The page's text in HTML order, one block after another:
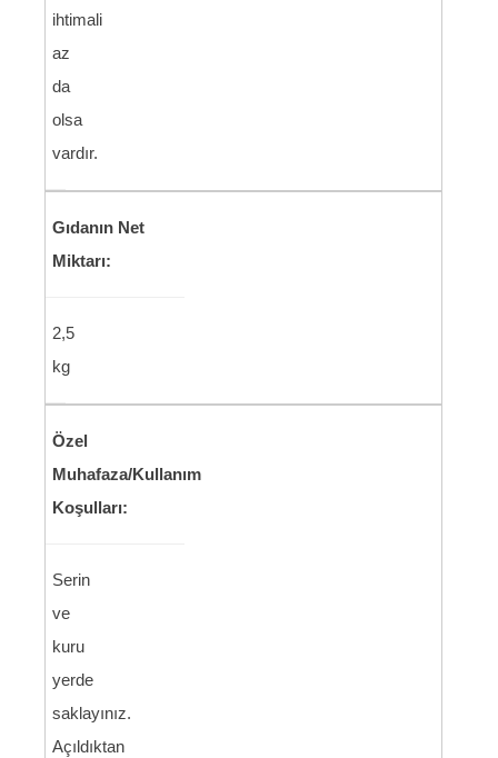
ihtimali
az
da
olsa
vardır.
Gıdanın Net
Miktarı:
2,5
kg
Özel
Muhafaza/Kullanım
Koşulları:
Serin
ve
kuru
yerde
saklayınız.
Açıldıktan